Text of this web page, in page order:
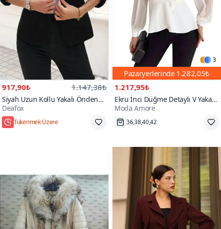
917,90₺ 1.147,38₺
Siyah Uzun Kollu Yakalı Önden
Düğmeli Kollar Büzgü Detaylı
Atlas Ceket
Deafox
Hızlı Kargo
3
Pazaryerlerinde 1.282,05₺
1.217,95₺
Ekru İnci Düğme Detaylı V Yaka
Modern Ve Şık Tasarım Ceket
Moda Amore
Hızlı Kargo